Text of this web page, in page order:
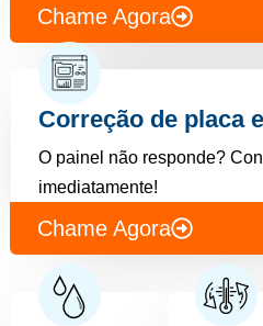
Chame Agora
Correção de placa
O painel não responde?
imediatamente!
Chame Agora